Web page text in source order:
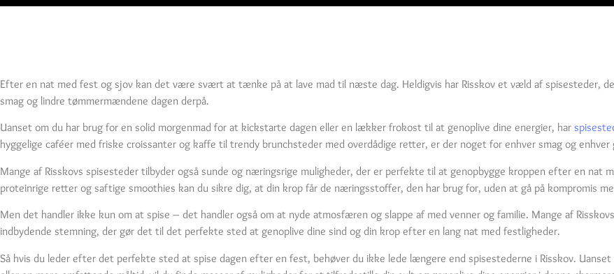
Efter en nat med fest og sjov kan det være svært at tænke på at lave mad til næste dag. Heldigvis har Risskov et væld af spisesteder,
smag og lindre tømmermændene dagen derpå.
Uanset om du har brug for en solid morgenmad for at kickstarte dagen eller en lækker frokost til at genoplive dine energier, har
hyggelige caféer med friske croissanter og kaffe til trendy brunchsteder med overdådige retter, er der noget for enhver smag og enhver
Mange af Risskovs spisesteder tilbyder også sunde og næringsrige muligheder, der er perfekte til at genopbygge kroppen efter en nat
proteinrige retter og saftige smoothies kan du sikre dig, at din krop får de næringsstoffer, den har brug for, uden at gå på kompromis
Men det handler ikke kun om at spise – det handler også om at nyde atmosfæren og slappe af med venner og familie. Mange af
indbydende stemning, der gør det til det perfekte sted at genoplive dine sind og din krop efter en lang nat med festligheder.
Så hvis du leder efter det perfekte sted at spise dagen efter en fest, behøver du ikke lede længere end spisestederne i Risskov.